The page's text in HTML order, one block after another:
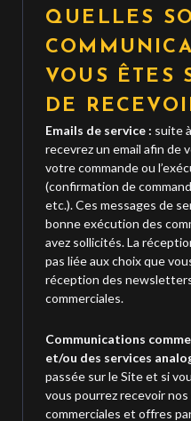
QUELLES
VOUS ÊTES
DE
Emails de service : suite
recevrez un email afin de
votre commande ou
(confirmation de
etc.). Ces messages de
bonne exécution des
avez sollicités. La
pas liée aux choix que
réception des
commerciales.
Communications
et/ou des services
passée sur le Site et si
vous pourrez recevoir
commerciales et offres